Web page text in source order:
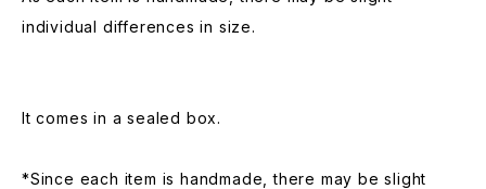
individual differences in size.
It comes in a sealed box.
*Since each item is handmade, there may be slight